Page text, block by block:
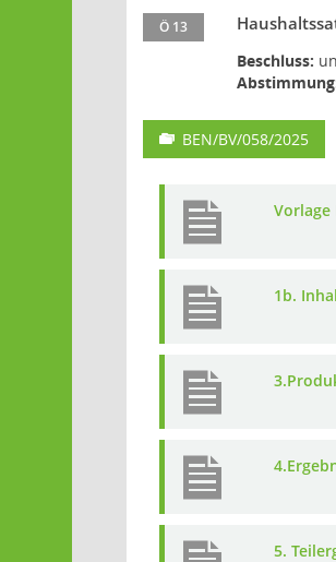
Ö 13
Beschluss:
BEN/BV/058/2025
1b.
5.